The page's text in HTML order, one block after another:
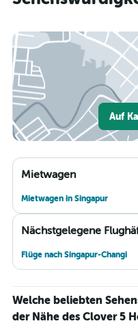
Auf
Mietwagen
Mietwagen in Singapur
Nächstgelegene
Flüge nach Singapur-Changi
Welche beliebten
der Nähe des Clover 5